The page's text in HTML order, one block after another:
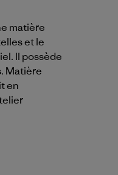
matière
et le
Il possède
Matière
en